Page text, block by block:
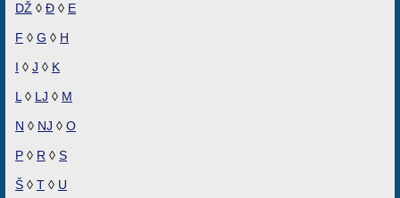
DŽ ◊ Đ ◊ E
F ◊ G ◊ H
I ◊ J ◊ K
L ◊ LJ ◊ M
N ◊ NJ ◊ O
P ◊ R ◊ S
Š ◊ T ◊ U